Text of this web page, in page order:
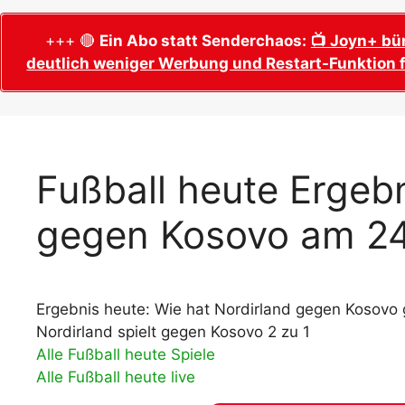
Wer wird Fußball-Weltmeister 2026?
Alle WM 2026 Trainer
Adidas Trionda: offizielle WM 2026
Spielball
Alle Nationalspieler der FIFA Fußball WM
WM 2026 Qualifikation in Europa: Tabelle
& Spielplan
WM 2026
Termine,
WM 2026
WM 2026
Spielort
+++ 🔴 Ein Abo statt Senderchaos: 📺 Joyn+
deutlich weniger Werbung und Restart-
Fußball heute
gegen Kosovo am
Ergebnis heute: Wie hat Nordirland gegen Kosovo
Nordirland spielt gegen Kosovo 2 zu 1
Alle Fußball heute Spiele
Alle Fußball heute live